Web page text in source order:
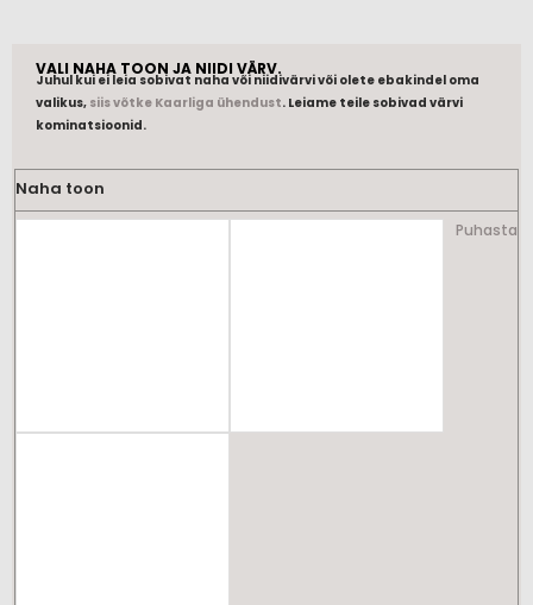
VALI NAHA TOON JA NIIDI VÄRV.
Juhul kui ei leia sobivat naha või niidivärvi või olete ebakindel oma
valikus, siis võtke Kaarliga ühendust. Leiame teile sobivad värvi
kominatsioonid.
Naha toon
Puhasta
Nahast
kogus